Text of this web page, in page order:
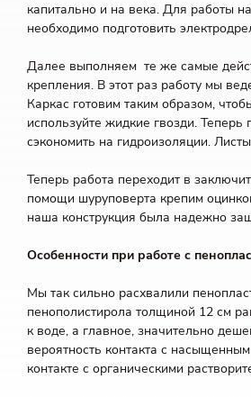
капитально и на века. Для работы
необходимо подготовить
Далее выполняем те же самые
крепления. В этот раз работу мы
Каркас готовим таким образом,
используйте жидкие гвозди.
сэкономить на гидроизоляции.
Теперь работа переходит в
помощи шуруповерта крепим
наша конструкция была надежно
Особенности при работе с
Мы так сильно расхвалили
пенополистирола толщиной 12 см
к воде, а главное, значительно
вероятность контакта с
контакте с органическими